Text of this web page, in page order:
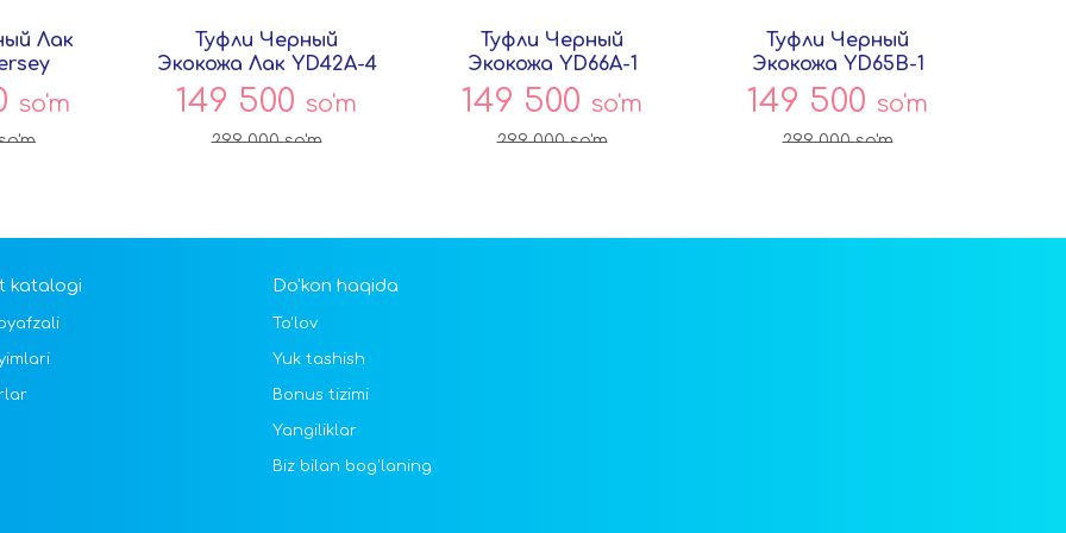
Лак
so'm
Туфли Черный
Экокожа Лак YD42A-4
Совёнок
149 500 so'm
299 000so'm
Туфли Черный
Экокожа YD66A-1
Совёнок
149 500 so'm
299 000so'm
Туфли Черный
Экокожа YD65B-1
Совёнок
149 500 so'm
299 000so'm
katalogi Do'kon haqida
To'lov
Yuk tashish
Bonus tizimi
Yangiliklar
Biz bilan bog'laning